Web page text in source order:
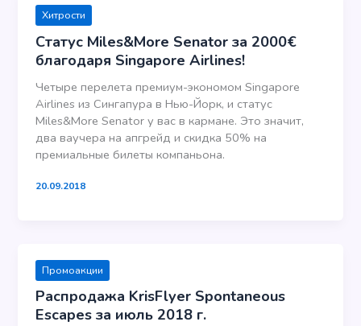
Хитрости
Статус Miles&More Senator за 2000€
благодаря Singapore Airlines!
Четыре перелета премиум-экономом Singapore
Airlines из Сингапура в Нью-Йорк, и статус
Miles&More Senator у вас в кармане. Это значит,
два ваучера на апгрейд и скидка 50% на
премиальные билеты компаньона.
20.09.2018
Промоакции
Распродажа KrisFlyer Spontaneous
Escapes за июль 2018 г.